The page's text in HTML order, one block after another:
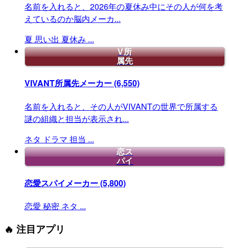
名前を入れると、2026年の夏休み中にその人が何を考
えているのか脳内メーカ...
夏 思い出 夏休み ...
V所
属先
VIVANT所属先メーカー(6,550)
名前を入れると、その人がVIVANTの世界で所属する
謎の組織と担当が表示され...
ネタ ドラマ 担当 ...
恋ス
パイ
恋愛スパイメーカー(5,800)
恋愛 秘密 ネタ ...
🔥 注目アプリ